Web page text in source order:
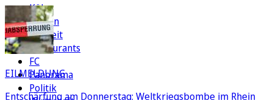
Köln
Region
Freizeit
Restaurants
FC
Panorama
Politik
EILMELDUNG
Entschärfung am Donnerstag: Weltkriegsbombe im Rhein